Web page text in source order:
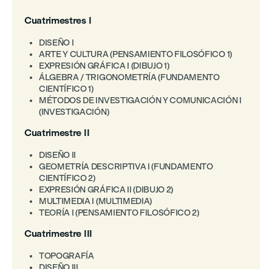
Cuatrimestres I
DISEÑO I
ARTE Y CULTURA (PENSAMIENTO FILOSÓFICO 1)
EXPRESIÓN GRÁFICA I (DIBUJO 1)
ÁLGEBRA / TRIGONOMETRÍA (FUNDAMENTO
CIENTÍFICO 1)
MÉTODOS DE INVESTIGACIÓN Y COMUNICACIÓN I
(INVESTIGACIÓN)
Cuatrimestre II
DISEÑO II
GEOMETRÍA DESCRIPTIVA I (FUNDAMENTO
CIENTÍFICO 2)
EXPRESIÓN GRÁFICA II (DIBUJO 2)
MULTIMEDIA I (MULTIMEDIA)
TEORÍA I (PENSAMIENTO FILOSÓFICO 2)
Cuatrimestre III
TOPOGRAFÍA